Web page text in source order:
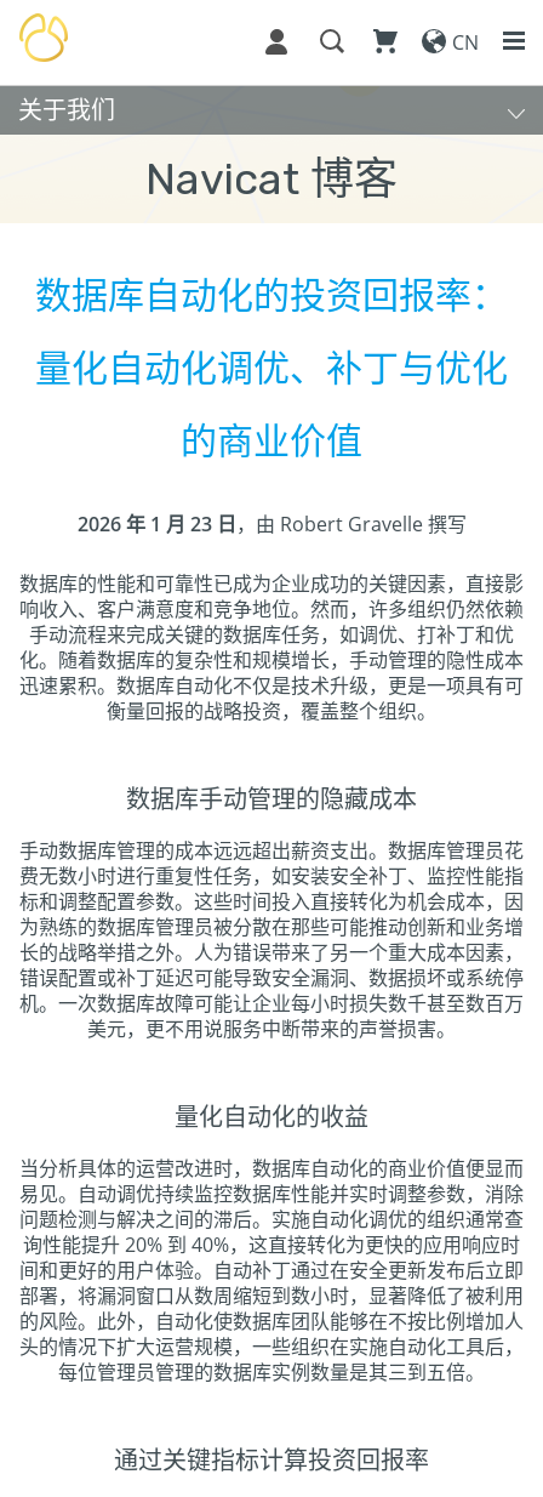
CN
关于我们
Navicat 博客
数据库自动化的投资回报率：
量化自动化调优、补丁与优化
的商业价值
2026 年 1 月 23 日，由 Robert Gravelle 撰写
数据库的性能和可靠性已成为企业成功的关键因素，直接影
响收入、客户满意度和竞争地位。然而，许多组织仍然依赖
手动流程来完成关键的数据库任务，如调优、打补丁和优
化。随着数据库的复杂性和规模增长，手动管理的隐性成本
迅速累积。数据库自动化不仅是技术升级，更是一项具有可
衡量回报的战略投资，覆盖整个组织。
数据库手动管理的隐藏成本
手动数据库管理的成本远远超出薪资支出。数据库管理员花
费无数小时进行重复性任务，如安装安全补丁、监控性能指
标和调整配置参数。这些时间投入直接转化为机会成本，因
为熟练的数据库管理员被分散在那些可能推动创新和业务增
长的战略举措之外。人为错误带来了另一个重大成本因素，
错误配置或补丁延迟可能导致安全漏洞、数据损坏或系统停
机。一次数据库故障可能让企业每小时损失数千甚至数百万
美元，更不用说服务中断带来的声誉损害。
量化自动化的收益
当分析具体的运营改进时，数据库自动化的商业价值便显而
易见。自动调优持续监控数据库性能并实时调整参数，消除
问题检测与解决之间的滞后。实施自动化调优的组织通常查
询性能提升 20% 到 40%，这直接转化为更快的应用响应时
间和更好的用户体验。自动补丁通过在安全更新发布后立即
部署，将漏洞窗口从数周缩短到数小时，显著降低了被利用
的风险。此外，自动化使数据库团队能够在不按比例增加人
头的情况下扩大运营规模，一些组织在实施自动化工具后，
每位管理员管理的数据库实例数量是其三到五倍。
通过关键指标计算投资回报率